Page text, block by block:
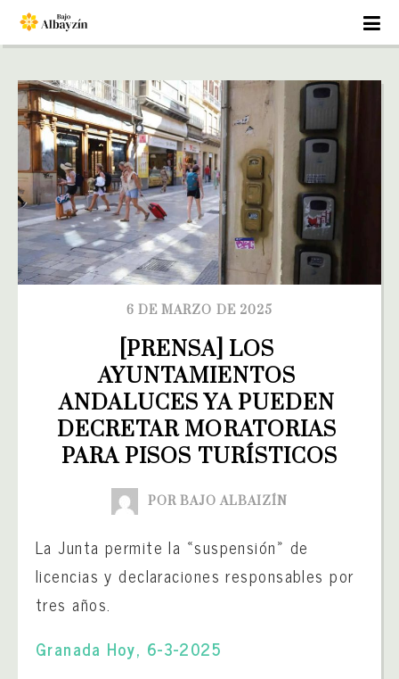
6 DE MARZO DE 2025
[PRENSA] LOS
AYUNTAMIENTOS
ANDALUCES YA PUEDEN
DECRETAR MORATORIAS
PARA PISOS TURÍSTICOS
POR BAJO ALBAIZÍN
La Junta permite la «suspensión» de
licencias y declaraciones responsables por
tres años.
Granada Hoy, 6-3-2025